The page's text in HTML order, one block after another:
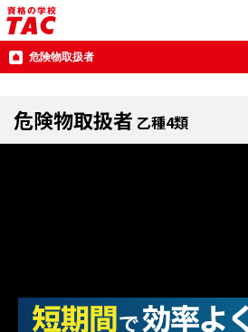
危険物取扱者
危険物取扱者 乙種4類